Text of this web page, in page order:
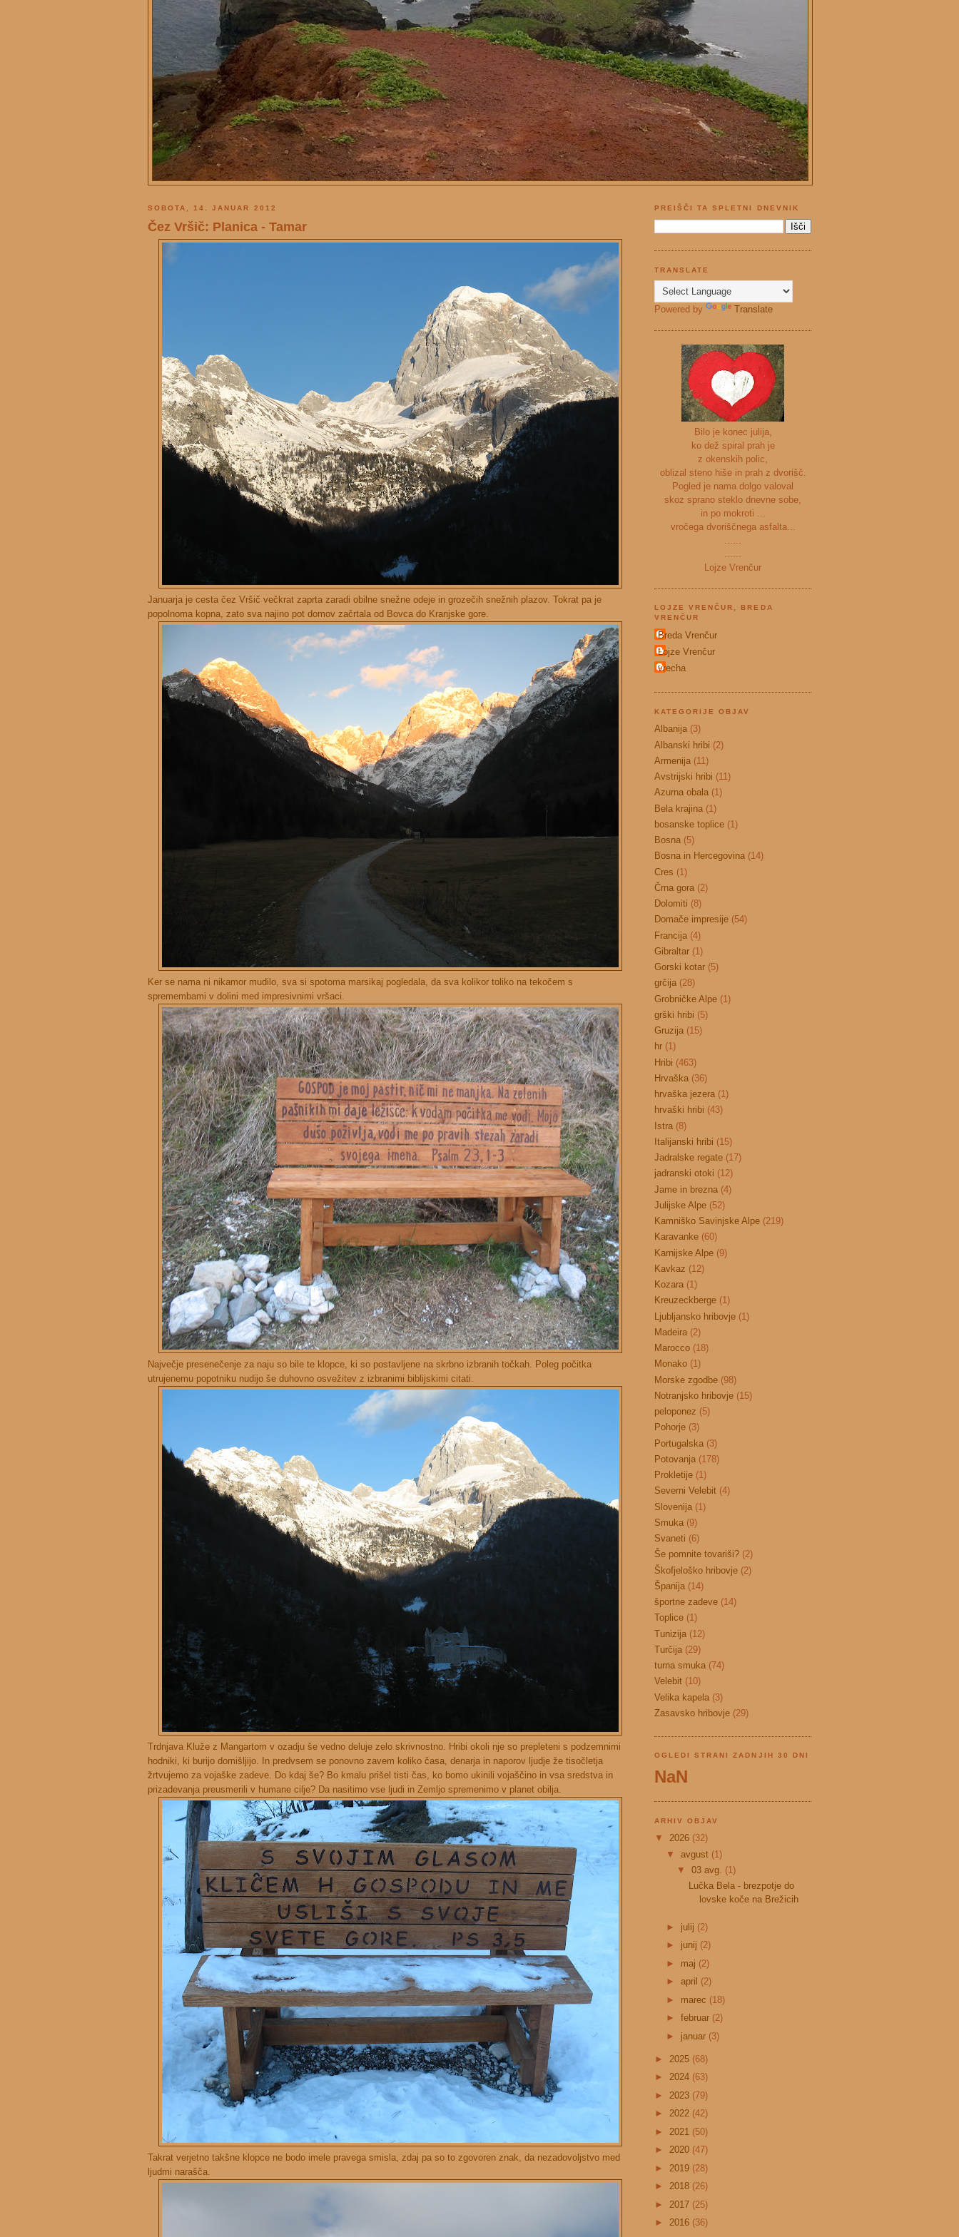
SOBOTA, 14. JANUAR 2012
Čez Vršič: Planica - Tamar
Januarja je cesta čez Vršič večkrat zaprta zaradi obilne snežne odeje in grozečih snežnih plazov. Tokrat pa je
popolnoma kopna, zato sva najino pot domov začrtala od Bovca do Kranjske gore.
Ker se nama ni nikamor mudilo, sva si spotoma marsikaj pogledala, da sva kolikor toliko na tekočem s
spremembami v dolini med impresivnimi vršaci.
Največje presenečenje za naju so bile te klopce, ki so postavljene na skrbno izbranih točkah. Poleg počitka
utrujenemu popotniku nudijo še duhovno osvežitev z izbranimi biblijskimi citati.
Trdnjava Kluže z Mangartom v ozadju še vedno deluje zelo skrivnostno. Hribi okoli nje so prepleteni s podzemnimi
hodniki, ki burijo domišljijo. In predvsem se ponovno zavem koliko časa, denarja in naporov ljudje že tisočletja
žrtvujemo za vojaške zadeve. Do kdaj še? Bo kmalu prišel tisti čas, ko bomo ukinili vojaščino in vsa sredstva in
prizadevanja preusmerili v humane cilje? Da nasitimo vse ljudi in Zemljo spremenimo v planet obilja.
Takrat verjetno takšne klopce ne bodo imele pravega smisla, zdaj pa so to zgovoren znak, da nezadovoljstvo med
ljudmi narašča.
PREIŠČI TA SPLETNI DNEVNIK
TRANSLATE
Powered by Translate
Bilo je konec julija,
ko dež spiral prah je
z okenskih polic,
oblizal steno hiše in prah z dvorišč.
Pogled je nama dolgo valoval
skoz sprano steklo dnevne sobe,
in po mokroti ...
vročega dvoriščnega asfalta...
......
......
Lojze Vrenčur
LOJZE VRENČUR, BREDA
VRENČUR
Breda Vrenčur
Lojze Vrenčur
vrecha
KATEGORIJE OBJAV
Albanija (3)
Albanski hribi (2)
Armenija (11)
Avstrijski hribi (11)
Azurna obala (1)
Bela krajina (1)
bosanske toplice (1)
Bosna (5)
Bosna in Hercegovina (14)
Cres (1)
Črna gora (2)
Dolomiti (8)
Domače impresije (54)
Francija (4)
Gibraltar (1)
Gorski kotar (5)
grčija (28)
Grobničke Alpe (1)
grški hribi (5)
Gruzija (15)
hr (1)
Hribi (463)
Hrvaška (36)
hrvaška jezera (1)
hrvaški hribi (43)
Istra (8)
Italijanski hribi (15)
Jadralske regate (17)
jadranski otoki (12)
Jame in brezna (4)
Julijske Alpe (52)
Kamniško Savinjske Alpe (219)
Karavanke (60)
Karnijske Alpe (9)
Kavkaz (12)
Kozara (1)
Kreuzeckberge (1)
Ljubljansko hribovje (1)
Madeira (2)
Marocco (18)
Monako (1)
Morske zgodbe (98)
Notranjsko hribovje (15)
peloponez (5)
Pohorje (3)
Portugalska (3)
Potovanja (178)
Prokletije (1)
Severni Velebit (4)
Slovenija (1)
Smuka (9)
Svaneti (6)
Še pomnite tovariši? (2)
Škofjeloško hribovje (2)
Španija (14)
športne zadeve (14)
Toplice (1)
Tunizija (12)
Turčija (29)
turna smuka (74)
Velebit (10)
Velika kapela (3)
Zasavsko hribovje (29)
OGLEDI STRANI ZADNJIH 30 DNI
NaN
ARHIV OBJAV
▼ 2026 (32)
▼ avgust (1)
▼03 avg. (1)
Lučka Bela - brezpotje do
lovske koče na Brežicih
► julij (2)
► junij (2)
► maj (2)
► april (2)
► marec (18)
► februar (2)
► januar (3)
► 2025 (68)
► 2024 (63)
► 2023 (79)
► 2022 (42)
► 2021 (50)
► 2020 (47)
► 2019 (28)
► 2018 (26)
► 2017 (25)
► 2016 (36)